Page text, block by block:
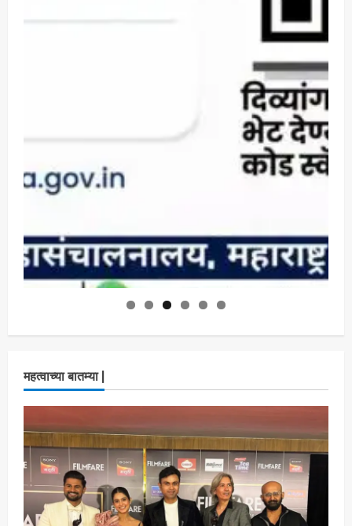
महत्वाच्या बातम्या |